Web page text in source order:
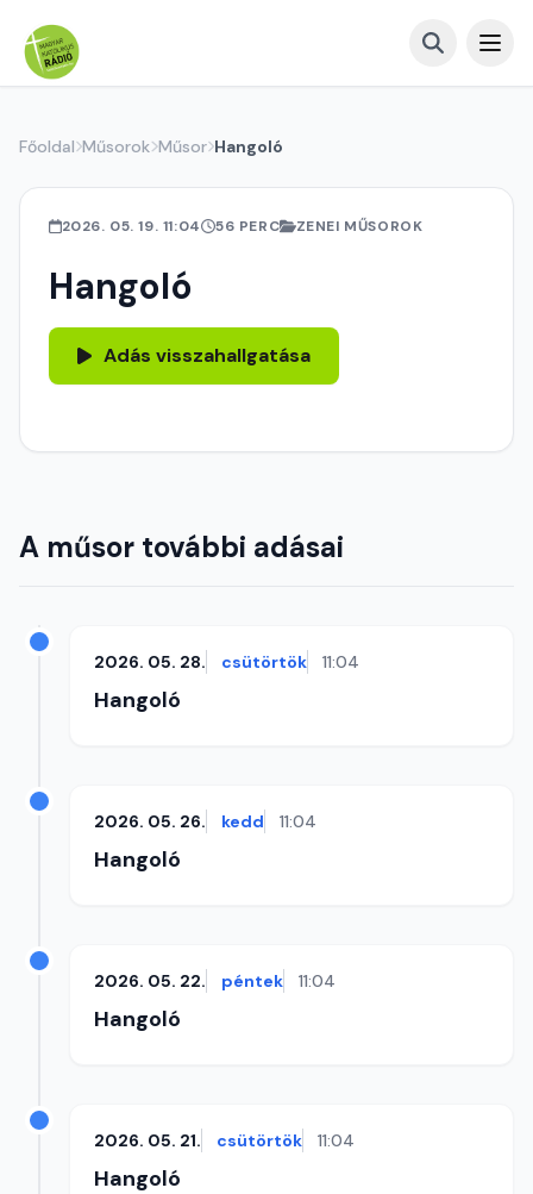
Főoldal Műsorok Műsor Hangoló
2026. 05. 19. 11:04 56 PERC ZENEI MŰSOROK
Hangoló
Adás visszahallgatása
A műsor további adásai
2026. 05. 28. csütörtök 11:04
Hangoló
2026. 05. 26. kedd 11:04
Hangoló
2026. 05. 22. péntek 11:04
Hangoló
2026. 05. 21. csütörtök 11:04
Hangoló